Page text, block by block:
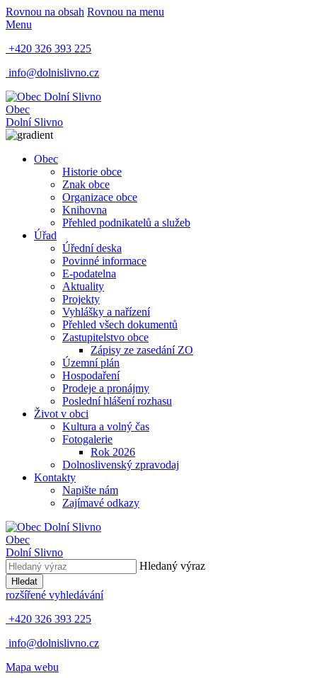
Rovnou na obsah Rovnou na menu
Menu
+420 326 393 225
info@dolnislivno.cz
Obec
Dolní Slivno
Obec
Historie obce
Znak obce
Organizace obce
Knihovna
Přehled podnikatelů a služeb
Úřad
Úřední deska
Povinné informace
E-podatelna
Aktuality
Projekty
Vyhlášky a nařízení
Přehled všech dokumentů
Zastupitelstvo obce
Zápisy ze zasedání ZO
Územní plán
Hospodaření
Prodeje a pronájmy
Poslední hlášení rozhasu
Život v obci
Kultura a volný čas
Fotogalerie
Rok 2026
Dolnoslivenský zpravodaj
Kontakty
Napište nám
Zajímavé odkazy
Obec
Dolní Slivno
Hledaný výraz
Hledat
rozšířené vyhledávání
+420 326 393 225
info@dolnislivno.cz
Mapa webu